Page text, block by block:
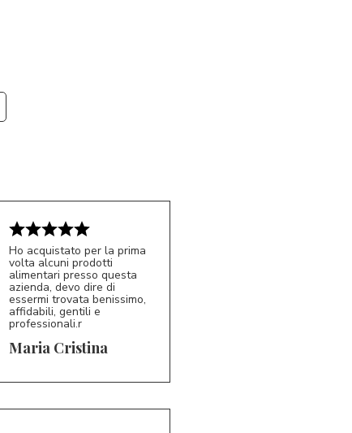
MC 5/5
Ho acquistato per la prima
volta alcuni prodotti
alimentari presso questa
azienda, devo dire di
essermi trovata benissimo,
affidabili, gentili e
professionali.r
Maria Cristina